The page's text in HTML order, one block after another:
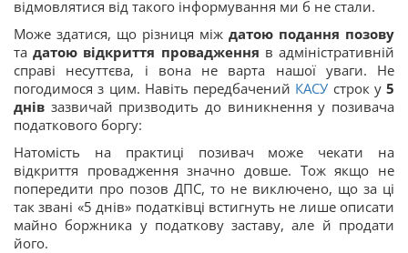
відмовлятися від такого інформування ми б не стали.
Може здатися, що різниця між датою подання позову
тадатою відкриття провадження в адміністративній
справі несуттєва, і вона не варта нашої уваги. Не
погодимося з цим. Навіть передбачений КАСУ строк у 5
днів зазвичай призводить до виникнення у позивача
податкового боргу:
Натомість на практиці позивач може чекати на
відкриття провадження значно довше. Тож якщо не
попередити про позов ДПС, то не виключено, що за ці
так звані «5 днів» податківці встигнуть не лише описати
майно боржника у податкову заставу, але й продати
його.